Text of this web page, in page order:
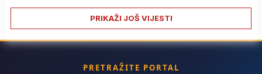
PRIKAŽI JOŠ VIJESTI
PRETRAŽITE PORTAL